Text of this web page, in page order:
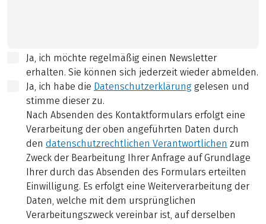
Ja, ich möchte regelmäßig einen Newsletter
erhalten. Sie können sich jederzeit wieder abmelden.
Ja, ich habe die Datenschutzerklärung gelesen und
stimme dieser zu.
Nach Absenden des Kontaktformulars erfolgt eine
Verarbeitung der oben angeführten Daten durch
den datenschutzrechtlichen Verantwortlichen zum
Zweck der Bearbeitung Ihrer Anfrage auf Grundlage
Ihrer durch das Absenden des Formulars erteilten
Einwilligung. Es erfolgt eine Weiterverarbeitung der
Daten, welche mit dem ursprünglichen
Verarbeitungszweck vereinbar ist, auf derselben